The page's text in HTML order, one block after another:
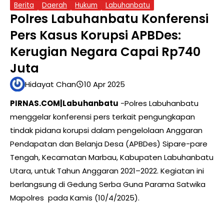
Berita Daerah Hukum Labuhanbatu
Polres Labuhanbatu Konferensi
Pers Kasus Korupsi APBDes:
Kerugian Negara Capai Rp740
Juta
Hidayat Chan
10 Apr 2025
PIRNAS.COM|Labuhanbatu -Polres Labuhanbatu
menggelar konferensi pers terkait pengungkapan
tindak pidana korupsi dalam pengelolaan Anggaran
Pendapatan dan Belanja Desa (APBDes) Sipare-pare
Tengah, Kecamatan Marbau, Kabupaten Labuhanbatu
Utara, untuk Tahun Anggaran 2021–2022. Kegiatan ini
berlangsung di Gedung Serba Guna Parama Satwika
Mapolres pada Kamis (10/4/2025).